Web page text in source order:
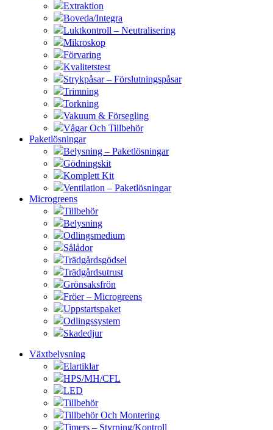
Extraktion
Boveda/Integra
Luktkontroll – Neutralisering
Mikroskop
Förvaring
Kvalitetstest
Strykpåsar – Förslutningspåsar
Trimning
Torkning
Vakuum & Försegling
Vågar Och Tillbehör
Paketlösningar
Belysning – Paketlösningar
Gödningskit
Komplett Kit
Ventilation – Paketlösningar
Microgreens
Tillbehör
Belysning
Odlingsmedium
Sålådor
Trädgårdsgödsel
Trädgårdsutrust
Grönsaksfrön
Fröer – Microgreens
Uppstartspaket
Odlingssystem
Skadedjur
Växtbelysning
Elartiklar
HPS/MH/CFL
LED
Tillbehör
Tillbehör Och Montering
Timers – Styrning/Kontroll